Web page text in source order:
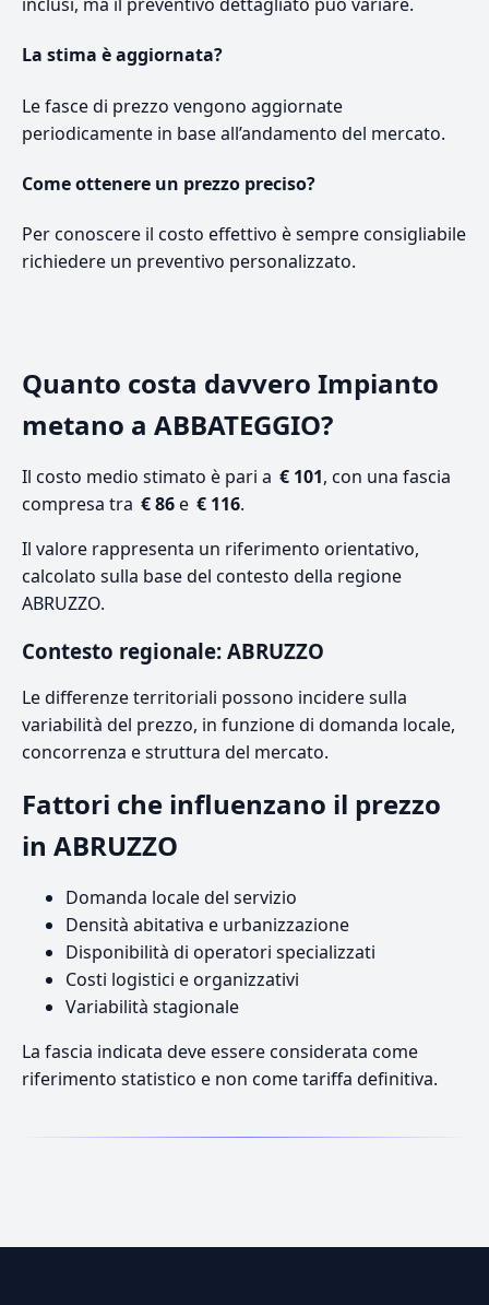
La stima è aggiornata?
Le fasce di prezzo vengono aggiornate
periodicamente in base all’andamento del mercato.
Come ottenere un prezzo preciso?
Per conoscere il costo effettivo è sempre consigliabile
richiedere un preventivo personalizzato.
Quanto costa davvero Impianto
metano a ABBATEGGIO?
Il costo medio stimato è pari a € 101, con una fascia
compresa tra € 86e € 116.
Il valore rappresenta un riferimento orientativo,
calcolato sulla base del contesto della regione
ABRUZZO.
Contesto regionale: ABRUZZO
Le differenze territoriali possono incidere sulla
variabilità del prezzo, in funzione di domanda locale,
concorrenza e struttura del mercato.
Fattori che influenzano il prezzo
in ABRUZZO
Domanda locale del servizio
Densità abitativa e urbanizzazione
Disponibilità di operatori specializzati
Costi logistici e organizzativi
Variabilità stagionale
La fascia indicata deve essere considerata come
riferimento statistico e non come tariffa definitiva.